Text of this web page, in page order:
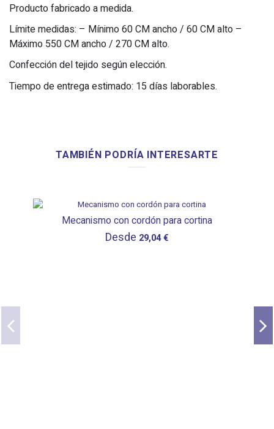
Producto fabricado a medida.
Límite medidas: – Mínimo 60 CM ancho / 60 CM alto –
Máximo 550 CM ancho / 270 CM alto.
Confección del tejido según elección.
Tiempo de entrega estimado: 15 días laborables.
TAMBIÉN PODRÍA INTERESARTE
Mecanismo con cordón para cortina
Desde 29,04 €